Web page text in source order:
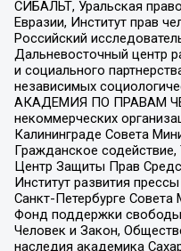
СИБАЛЬТ, Уральская
Евразии, Институт прав
Российский
Дальневосточный центр
и социального
независимых
АКАДЕМИЯ ПО ПРАВАМ
некоммерческих
Калининграде Совета
Гражданское
Центр Защиты Прав
Институт развития
Санкт-Петербурге Совета
Фонд поддержки свободы
Человек и Закон,
наследия академика